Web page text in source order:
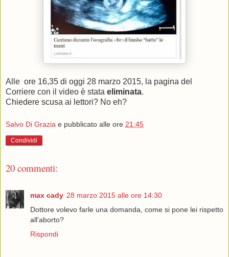
Alle ore 16,35 di oggi 28 marzo 2015, la pagina del
Corriere con il video è stata eliminata.
Chiedere scusa ai lettori? No eh?
Salvo Di Grazia e pubblicato alle ore 21:45
Condividi
20 commenti:
max cady 28 marzo 2015 alle ore 14:30
Dottore volevo farle una domanda, come si pone lei rispetto
all'aborto?
Rispondi